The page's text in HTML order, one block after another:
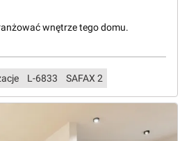
wnętrze tego domu.
L-6833 SAFAX 2